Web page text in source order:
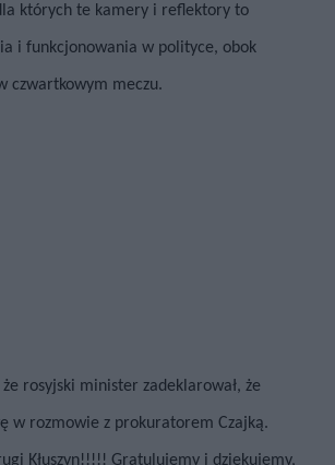
których te kamery i reflektory to
i funkcjonowania w polityce, obok
czwartkowym meczu.
rosyjski minister zadeklarował, że
w rozmowie z prokuratorem Czajką.
Kłuszyn!!!!! Gratulujemy i dziękujemy,